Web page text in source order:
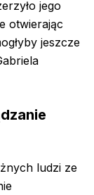
jego
otwierając
jeszcze
ludzi ze